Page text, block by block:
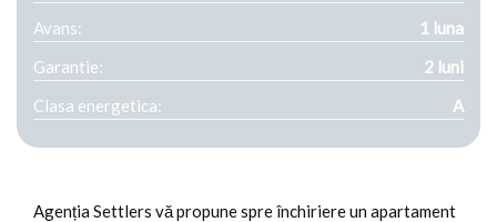
Avans:
1 luna
Garantie:
2 luni
Clasa energetica:
A
Agenția Settlers vă propune spre închiriere un apartament